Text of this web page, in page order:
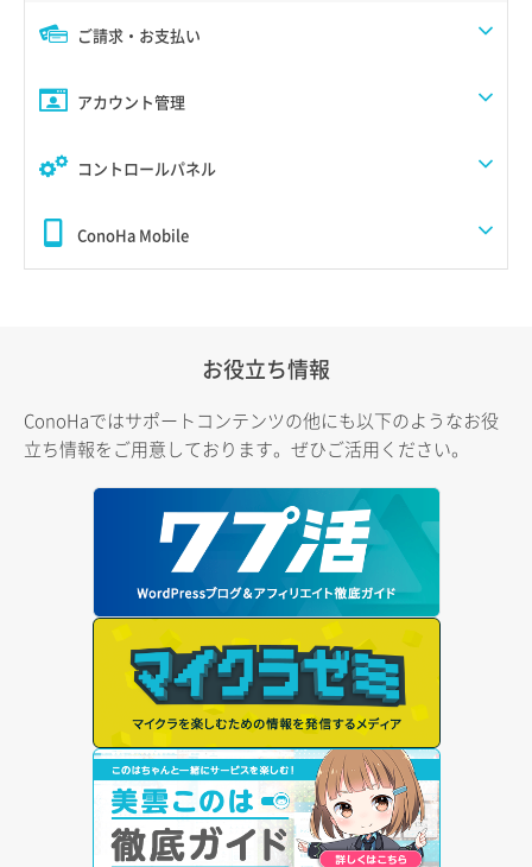
ご請求・お支払い
アカウント管理
コントロールパネル
ConoHa Mobile
お役立ち情報
ConoHaではサポートコンテンツの他にも以下のようなお役
立ち情報をご用意しております。ぜひご活用ください。